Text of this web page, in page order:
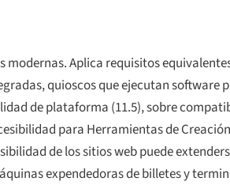
Aplica requisitos
quioscos que ejecutan software
de plataforma (11.5), sobre
para Herramientas de Creación
de los sitios web puede
expendedoras de billetes y